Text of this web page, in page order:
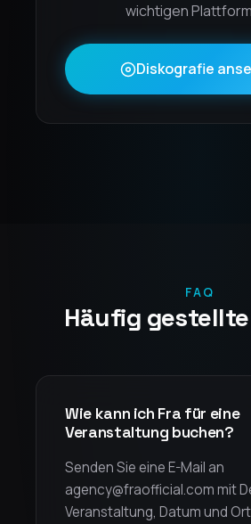
wichtigen
Diskografie
FAQ
Häufig
Wie kann ich Fra für eine
Veranstaltung buchen?
Senden Sie eine E-Mail an
agency@fraofficial.com mit
Veranstaltung, Datum und